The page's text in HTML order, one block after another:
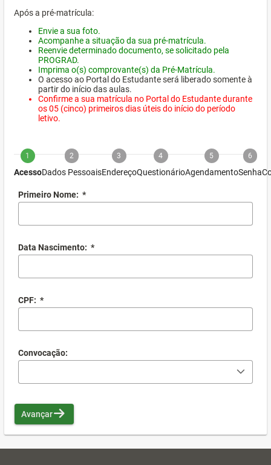
Após a pré-matrícula:
Envie a sua foto.
Acompanhe a situação da sua pré-matrícula.
Reenvie determinado documento, se solicitado pela
PROGRAD.
Imprima o(s) comprovante(s) da Pré-Matrícula.
O acesso ao Portal do Estudante será liberado somente à
partir do início das aulas.
Confirme a sua matrícula no Portal do Estudante durante
os 05 (cinco) primeiros dias úteis do início do período
letivo.
1
Acesso
2
Dados Pessoais
3
Endereço
4
Questionário
5
Agendamento
6
Senha
Primeiro Nome: *
Data Nascimento: *
CPF: *
Convocação:
Avançar